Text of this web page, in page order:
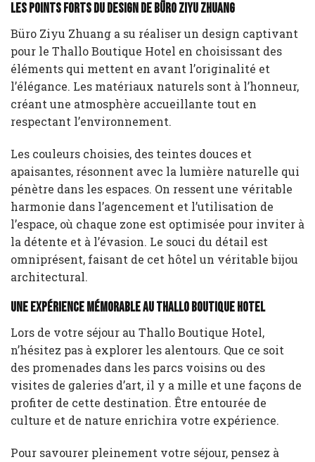
Les points forts du design de Büro Ziyu Zhuang
Büro Ziyu Zhuang a su réaliser un design captivant
pour le Thallo Boutique Hotel en choisissant des
éléments qui mettent en avant l’originalité et
l’élégance. Les matériaux naturels sont à l’honneur,
créant une atmosphère accueillante tout en
respectant l’environnement.
Les couleurs choisies, des teintes douces et
apaisantes, résonnent avec la lumière naturelle qui
pénètre dans les espaces. On ressent une véritable
harmonie dans l’agencement et l’utilisation de
l’espace, où chaque zone est optimisée pour inviter à
la détente et à l’évasion. Le souci du détail est
omniprésent, faisant de cet hôtel un véritable bijou
architectural.
Une expérience mémorable au Thallo Boutique Hotel
Lors de votre séjour au Thallo Boutique Hotel,
n’hésitez pas à explorer les alentours. Que ce soit
des promenades dans les parcs voisins ou des
visites de galeries d’art, il y a mille et une façons de
profiter de cette destination. Être entourée de
culture et de nature enrichira votre expérience.
Pour savourer pleinement votre séjour, pensez à